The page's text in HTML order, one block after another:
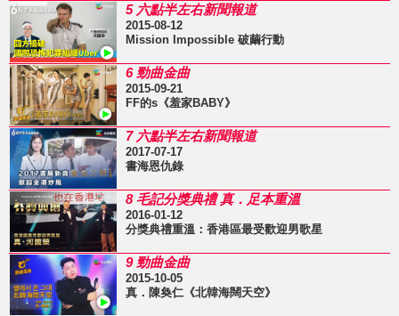
5 六點半左右新聞報道
2015-08-12
Mission Impossible 破繭行動
6 勁曲金曲
2015-09-21
FF的s《羞家BABY》
7 六點半左右新聞報道
2017-07-17
書海恩仇錄
8 毛記分獎典禮 真．足本重溫
2016-01-12
分獎典禮重溫：香港區最受歡迎男歌星
9 勁曲金曲
2015-10-05
真．陳奐仁《北韓海闊天空》